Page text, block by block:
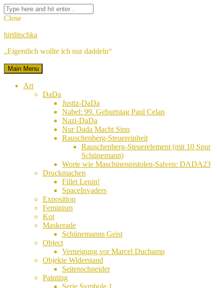
Skip
to
Facebook
Twitter
Google
Plus
Linkedin
Instagram
YouTube
Pinterest
Tumblr
Flickr
VK
Search
for:
Close
hirtlitschka
„Eigentlich wollte ich nur daddeln“
Main Menu
Art
DaDa
Justiz-DaDa
Nabel: 99. Geburtstag Paul Celan
Nazi-DaDa
Nur Dada Macht Sinn
Rauschenberg-Steuereinheit
Rauschenberg-Steuerelement (mit 10 Spur
Schünemann)
Worte wie Maschinenpistolen-Salven: DADA23
Druckmachen
Fillet Lenin!
SpaceInvaders
Exposition
Feminism
Kot
Maskerade
Schünemanns Geist
Object
Verneigung vor Marcel Duchamp
Objekte Widerstand
Seitenschneider
Painting
Serie Symbole 1